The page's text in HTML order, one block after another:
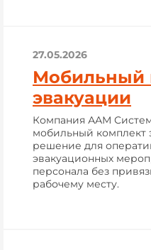
27.05.2026
Мобильный
эвакуации
Компания ААМ
мобильный комплект
решение для
эвакуационных
персонала без
рабочему месту.